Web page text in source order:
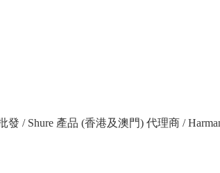
發 / Shure 產品 (香港及澳門) 代理商 /